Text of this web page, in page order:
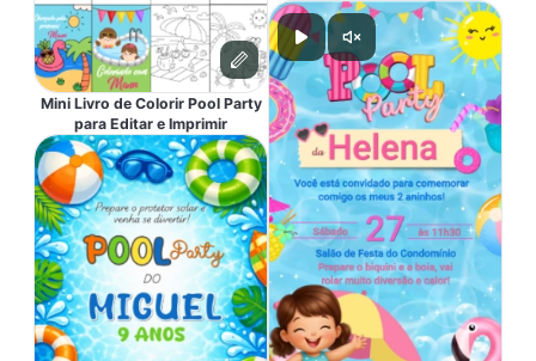
Mini Livro de Colorir Pool Party
para Editar e Imprimir